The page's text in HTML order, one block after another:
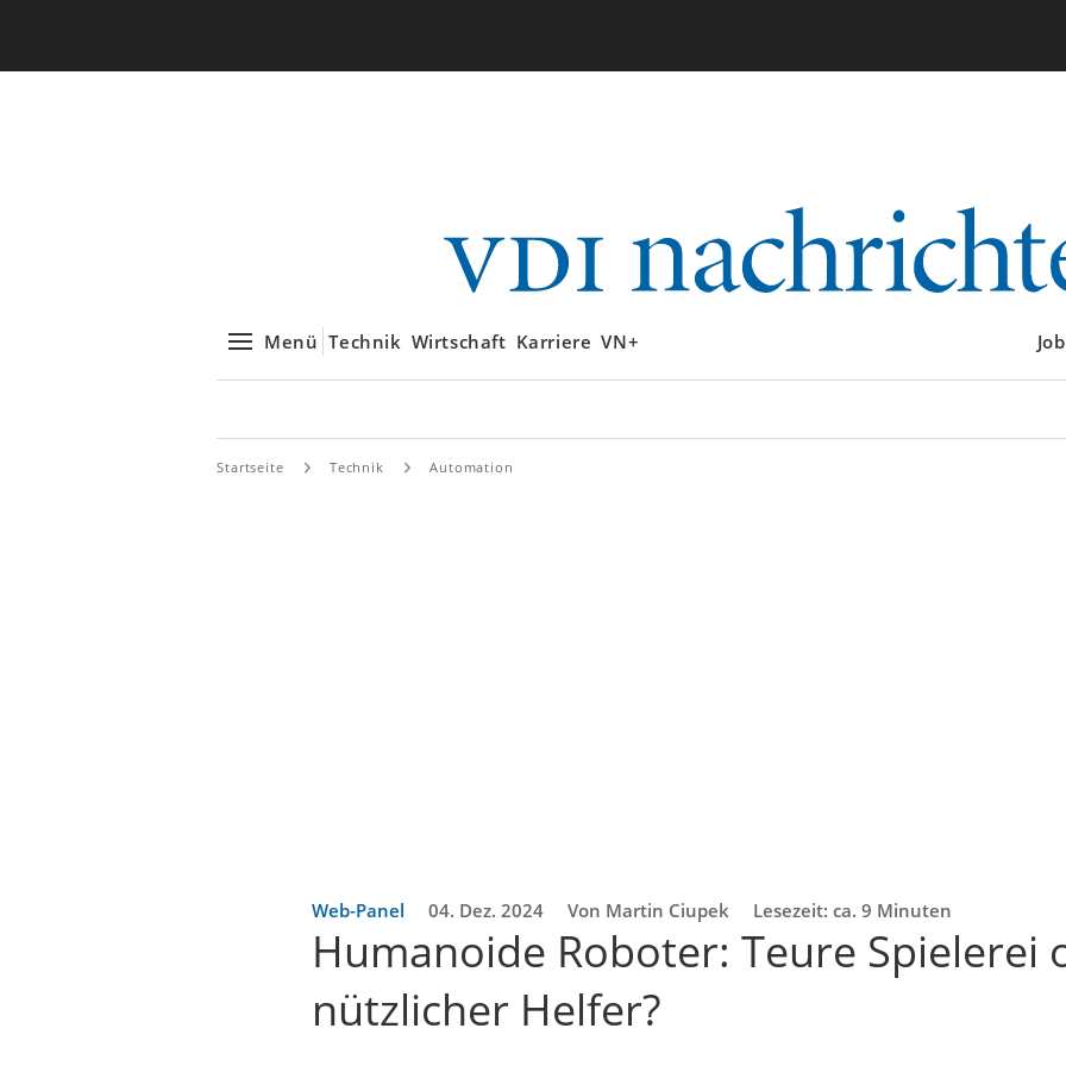
Menü Technik Wirtschaft Karriere VN+
Startseite Technik Automation
Web-Panel 04. Dez. 2024 Von Martin Ciupek Lesezeit: ca. 9 Minuten
Humanoide Roboter: Teure Spielerei
nützlicher Helfer?